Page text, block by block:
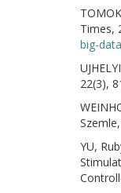
Times,
big-
22(3),
YU,